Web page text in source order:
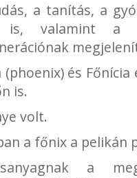
a tanítás, a
is, valamint a
és
is.
volt.
a főnix a pelikán
a